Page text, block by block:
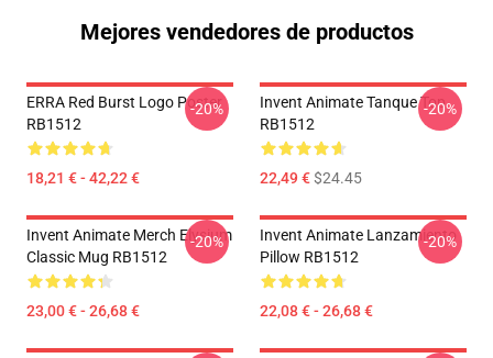
Mejores vendedores de productos
ERRA Red Burst Logo Poster
RB1512
18,21 € - 42,22 €
-20%
Invent Animate Tanque Top
RB1512
22,49 €$24.45
-20%
Invent Animate Merch Elysium
Classic Mug RB1512
23,00 € - 26,68 €
-20%
Invent Animate Lanzamiento
Pillow RB1512
22,08 € - 26,68 €
-20%